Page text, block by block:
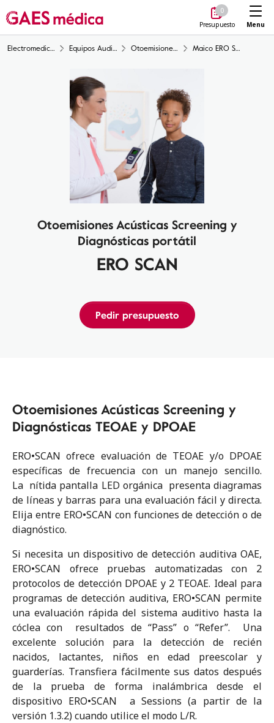
0
Presupuesto Menu
Electromedicina Equipos Audiología Otoemisiones acústicas OAE Maico ERO SCAN
Otoemisiones Acústicas Screening y
Diagnósticas portátil
ERO SCAN
Pedir presupuesto
Otoemisiones Acústicas Screening y
Diagnósticas TEOAE y DPOAE
ERO•SCAN ofrece evaluación de TEOAE y/o DPOAE
específicas de frecuencia con un manejo sencillo.
La nítida pantalla LED orgánica presenta diagramas
de líneas y barras para una evaluación fácil y directa.
Elija entre ERO•SCAN con funciones de detección o de
diagnóstico.
Si necesita un dispositivo de detección auditiva OAE,
ERO•SCAN ofrece pruebas automatizadas con 2
protocolos de detección DPOAE y 2 TEOAE. Ideal para
programas de detección auditiva, ERO•SCAN permite
una evaluación rápida del sistema auditivo hasta la
cóclea con resultados de “Pass” o “Refer”. Una
excelente solución para la detección de recién
nacidos, lactantes, niños en edad preescolar y
guarderías. Transfiera fácilmente sus datos después
de la prueba de forma inalámbrica desde el
dispositivo ERO•SCAN a Sessions (a partir de la
versión 1.3.2) cuando utilice el modo L/R.